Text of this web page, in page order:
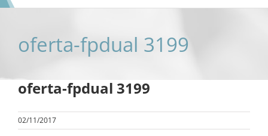
oferta-fpdual 3199
oferta-fpdual 3199
02/11/2017